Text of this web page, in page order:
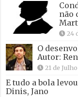
não
24
O
Autor:
21 de
E tudo a bola
Dinis, Jano